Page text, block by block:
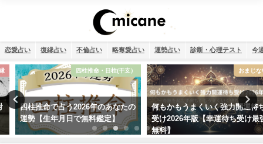
恋愛占い 復縁占い 不倫占い 略奪愛占い 運勢占い 診断・心理テスト 今
四柱推命・日柱(干支）
四柱推命で占う2026年のあなたの
運勢【生年月日で無料鑑定】
おまじない
何もかもうまくいく強力開運待ち
受け2026年版【幸運待ち受け最強
無料】